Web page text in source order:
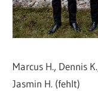
Marcus H., Dennis
Jasmin H. (fehlt)